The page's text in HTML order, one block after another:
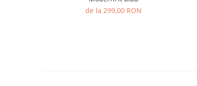
de la 299,00 RON